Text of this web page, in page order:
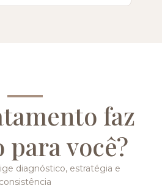
faz
você?
diagnóstico, estratégia e
consistência